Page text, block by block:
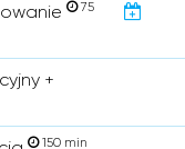
75
+
150 min